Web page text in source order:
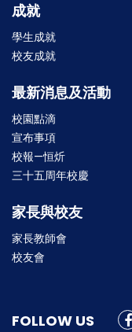
成就
學生成就
校友成就
最新消息及活動
校園點滴
宣布事項
校報—恒炘
三十五周年校慶
家長與校友
家長教師會
校友會
FOLLOW US